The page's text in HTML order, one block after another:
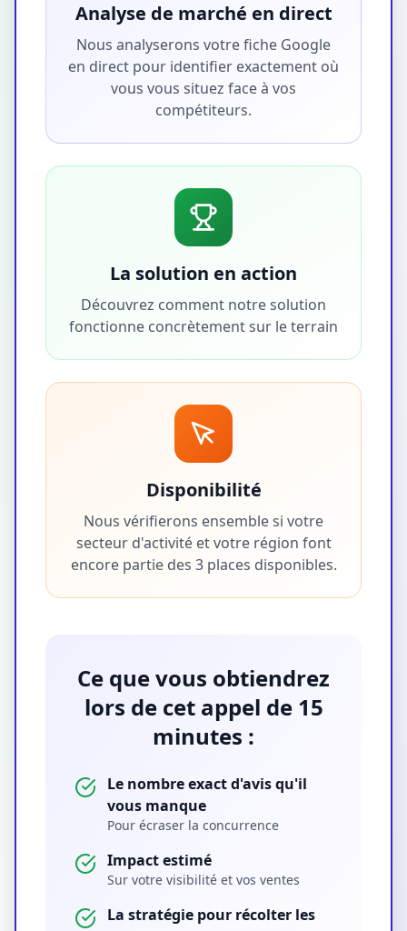
Analyse de marché en direct
Nous analyserons votre fiche Google
en direct pour identifier exactement où
vous vous situez face à vos
compétiteurs.
La solution en action
Découvrez comment notre solution
fonctionne concrètement sur le terrain
Disponibilité
Nous vérifierons ensemble si votre
secteur d'activité et votre région font
encore partie des 3 places disponibles.
Ce que vous obtiendrez
lors de cet appel de 15
minutes :
Le nombre exact d'avis qu'il
vous manque
Pour écraser la concurrence
Impact estimé
Sur votre visibilité et vos ventes
La stratégie pour récolter les